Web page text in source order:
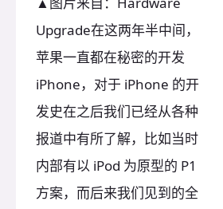
Upgrade在这两年半中间，
苹果一直都在秘密的开发
iPhone，对于 iPhone 的开
发史在之后我们已经从各种
报道中有所了解，比如当时
内部有以 iPod 为原型的 P1
方案，而后来我们见到的全